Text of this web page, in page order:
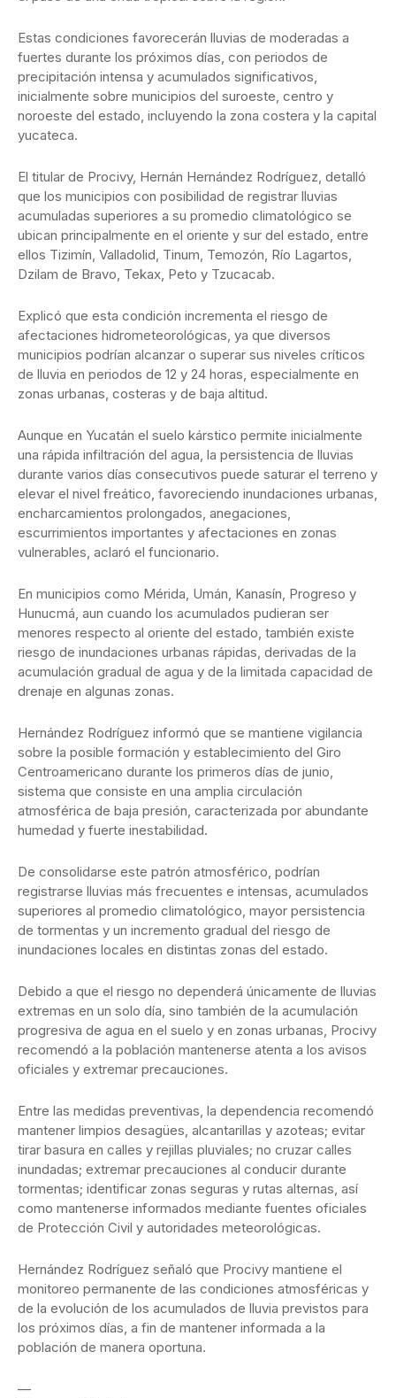
Estas condiciones favorecerán lluvias de moderadas a
fuertes durante los próximos días, con periodos de
precipitación intensa y acumulados significativos,
inicialmente sobre municipios del suroeste, centro y
noroeste del estado, incluyendo la zona costera y la capital
yucateca.
El titular de Procivy, Hernán Hernández Rodríguez, detalló
que los municipios con posibilidad de registrar lluvias
acumuladas superiores a su promedio climatológico se
ubican principalmente en el oriente y sur del estado, entre
ellos Tizimín, Valladolid, Tinum, Temozón, Río Lagartos,
Dzilam de Bravo, Tekax, Peto y Tzucacab.
Explicó que esta condición incrementa el riesgo de
afectaciones hidrometeorológicas, ya que diversos
municipios podrían alcanzar o superar sus niveles críticos
de lluvia en periodos de 12 y 24 horas, especialmente en
zonas urbanas, costeras y de baja altitud.
Aunque en Yucatán el suelo kárstico permite inicialmente
una rápida infiltración del agua, la persistencia de lluvias
durante varios días consecutivos puede saturar el terreno y
elevar el nivel freático, favoreciendo inundaciones urbanas,
encharcamientos prolongados, anegaciones,
escurrimientos importantes y afectaciones en zonas
vulnerables, aclaró el funcionario.
En municipios como Mérida, Umán, Kanasín, Progreso y
Hunucmá, aun cuando los acumulados pudieran ser
menores respecto al oriente del estado, también existe
riesgo de inundaciones urbanas rápidas, derivadas de la
acumulación gradual de agua y de la limitada capacidad de
drenaje en algunas zonas.
Hernández Rodríguez informó que se mantiene vigilancia
sobre la posible formación y establecimiento del Giro
Centroamericano durante los primeros días de junio,
sistema que consiste en una amplia circulación
atmosférica de baja presión, caracterizada por abundante
humedad y fuerte inestabilidad.
De consolidarse este patrón atmosférico, podrían
registrarse lluvias más frecuentes e intensas, acumulados
superiores al promedio climatológico, mayor persistencia
de tormentas y un incremento gradual del riesgo de
inundaciones locales en distintas zonas del estado.
Debido a que el riesgo no dependerá únicamente de lluvias
extremas en un solo día, sino también de la acumulación
progresiva de agua en el suelo y en zonas urbanas, Procivy
recomendó a la población mantenerse atenta a los avisos
oficiales y extremar precauciones.
Entre las medidas preventivas, la dependencia recomendó
mantener limpios desagües, alcantarillas y azoteas; evitar
tirar basura en calles y rejillas pluviales; no cruzar calles
inundadas; extremar precauciones al conducir durante
tormentas; identificar zonas seguras y rutas alternas, así
como mantenerse informados mediante fuentes oficiales
de Protección Civil y autoridades meteorológicas.
Hernández Rodríguez señaló que Procivy mantiene el
monitoreo permanente de las condiciones atmosféricas y
de la evolución de los acumulados de lluvia previstos para
los próximos días, a fin de mantener informada a la
población de manera oportuna.
—